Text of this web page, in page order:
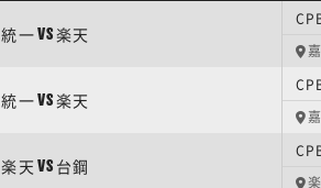
統一VS楽天
統一VS楽天
楽天 VS 台鋼